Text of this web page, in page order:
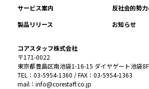
サービス案内
反社会的勢
製品リリース
お知らせ
コアスタッフ株式会社
〒171-0022
東京都豊島区南池袋1-16-15 ダイヤゲート池袋8F
TEL：03-5954-1360 / FAX：03-5954-1363
mail：info@corestaff.co.jp